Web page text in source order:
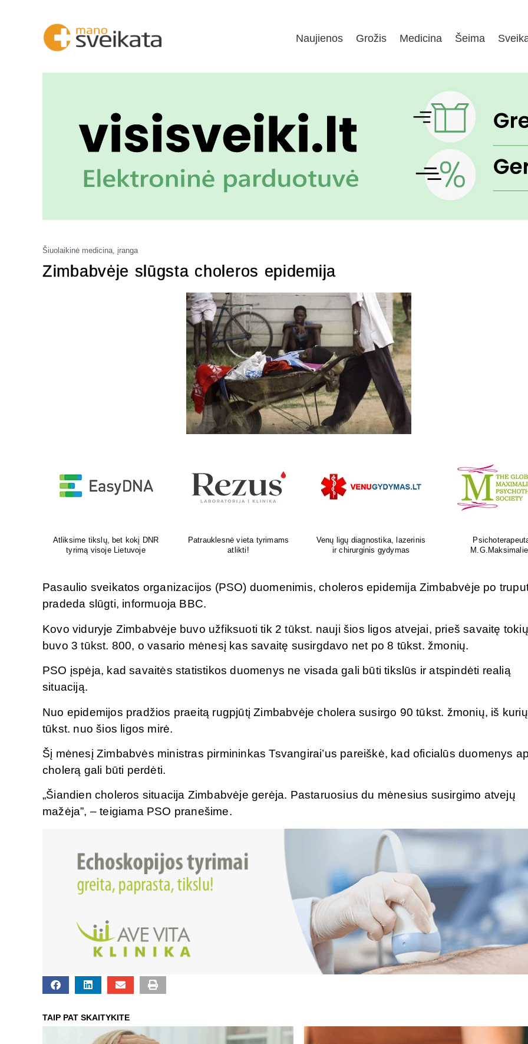
Naujienos Grožis Medicina Šeima
Šiuolaikinė medicina, įranga
Zimbabvėje slūgsta choleros epidemija
Venų ligų diagnostika, lazerinis
ir chirurginis gydymas
Psichoterapeutas
M.G.Maksimalietis
Ortopedijos priemonių gamyba ir
individualus pritaikymas
Atliksime tikslų, bet
tyrimą visoje
Pasaulio sveikatos organizacijos (PSO) duomenimis, choleros epidemija Zimbabvėje po
pradeda slūgti, informuoja BBC.
Kovo viduryje Zimbabvėje buvo užfiksuoti tik 2 tūkst. nauji šios ligos atvejai, prieš savaitę tokių
buvo 3 tūkst. 800, o vasario mėnesį kas savaitę susirgdavo net po 8 tūkst. žmonių.
PSO įspėja, kad savaitės statistikos duomenys ne visada gali būti tikslūs ir atspindėti realią
situaciją.
Nuo epidemijos pradžios praeitą rugpjūtį Zimbabvėje cholera susirgo 90 tūkst. žmonių, iš
tūkst. nuo šios ligos mirė.
Šį mėnesį Zimbabvės ministras pirmininkas Tsvangirai’us pareiškė, kad oficialūs duomenys
cholerą gali būti perdėti.
„Šiandien choleros situacija Zimbabvėje gerėja. Pastaruosius du mėnesius susirgimo atvejų
mažėja”, – teigiama PSO pranešime.
TAIP PAT SKAITYKITE